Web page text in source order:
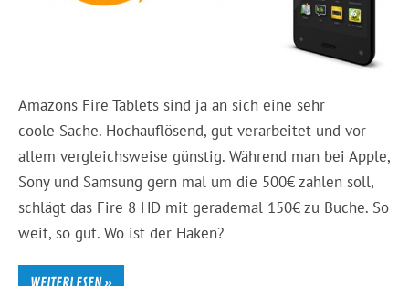
Amazons Fire Tablets sind ja an sich eine sehr
coole Sache. Hochauflösend, gut verarbeitet und vor
allem vergleichsweise günstig. Während man bei Apple,
Sony und Samsung gern mal um die 500€ zahlen soll,
schlägt das Fire 8 HD mit gerademal 150€ zu Buche. So
weit, so gut. Wo ist der Haken?